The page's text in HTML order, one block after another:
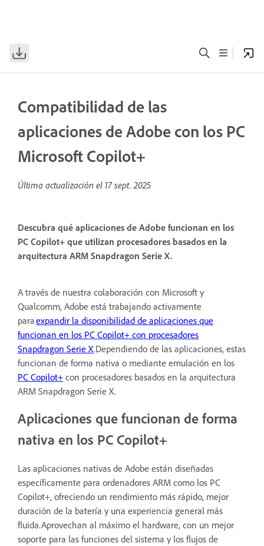
Compatibilidad de las
aplicaciones de Adobe con los PC
Microsoft Copilot+
Última actualización el 17 sept. 2025
Descubra qué aplicaciones de Adobe funcionan en los
PC Copilot+ que utilizan procesadores basados en la
arquitectura ARM Snapdragon Serie X.
A través de nuestra colaboración con Microsoft y
Qualcomm, Adobe está trabajando activamente
paraexpandir la disponibilidad de aplicaciones que
funcionan en los PC Copilot+ con procesadores
Snapdragon Serie X.Dependiendo de las aplicaciones, estas
funcionan de forma nativa o mediante emulación en los
PC Copilot+ con procesadores basados en la arquitectura
ARM Snapdragon Serie X.
Aplicaciones que funcionan de forma
nativa en los PC Copilot+
Las aplicaciones nativas de Adobe están diseñadas
específicamente para ordenadores ARM como los PC
Copilot+, ofreciendo un rendimiento más rápido, mejor
duración de la batería y una experiencia general más
fluida.Aprovechan al máximo el hardware, con un mejor
soporte para las funciones del sistema y los flujos de